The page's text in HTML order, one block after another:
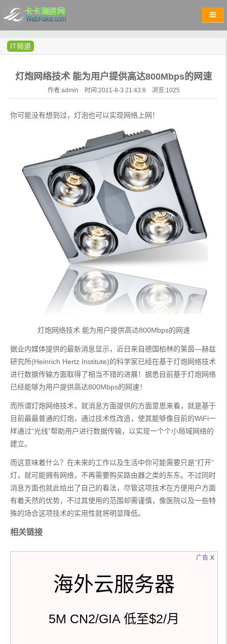
IT频道
灯炮网络技术 能为用户提供高达800Mbps的网速
作者:admin 时间:2011-8-3 21:43:8 浏览:1025
你可能没有想到过，灯泡也可以实现网络上网！
灯炮网络技术 能为用户提供高达800Mbps的网速
据业内媒体提供的最新消息显示，近日来自德国柏林的莱茵—赫兹
研究所(Heinrich Hertz Institute)的科学家已经在基于灯炮网络技术
进行数据传输方面取得了相当不错的进展！据悉目前基于灯炮网络
已经能够为用户提供高达800Mbps的网速！
而所谓灯炮网络技术，就消息方面提供的方面意思来看，就是基于
目前最最普通的灯炮，通过技术性改造，使其能够像目前的WiFi一
样通过“光线”帮助用户进行数据传输，以实现一个个小局域网络的
建立。
而这意味着什么？在未来的工作以及生活中你可能需要只是“打开”
灯，就可能拥有网络，不再需要购买路由器之类的东东。不过同时
消息方面也就此给出了自己的看法，尽管这项技术在方便用户方面
有着天然的优势，不过其使用的范围却需谨慎，像医院以及一些特
殊的场合这项技术的实用性就将明显降低。
相关链接
广告
海外云服务器
5M CN2/GIA 低至$2/月
x